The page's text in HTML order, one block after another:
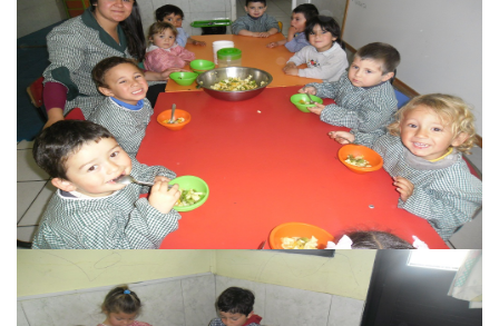
Caif
Caif